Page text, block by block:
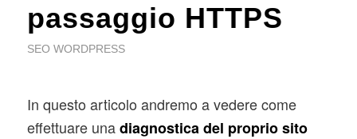
passaggio HTTPS
SEO WORDPRESS
In questo articolo andremo a vedere come
effettuare unadiagnostica del proprio sito